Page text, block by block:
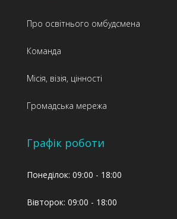
Про освітнього омбудсмена
Команда
Місія, візія, цінності
Громадська мережа
Графік роботи
Понеділок: 09:00 - 18:00
Вівторок: 09:00 - 18:00